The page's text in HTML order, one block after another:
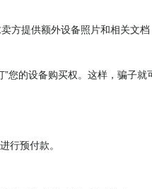
提供额外设备照片和相关文档
您的设备购买权。这样，骗子
行预付款。